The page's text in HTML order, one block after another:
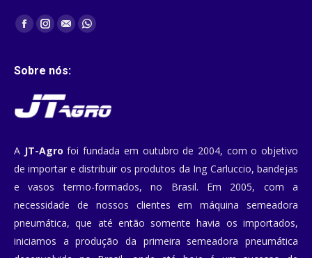
Encontre-nos em:
FacebookInstagram
MailWhatsapp
Sobre nós:
A JT-Agro foi fundada em outubro de 2004, com o objetivo
de importar e distribuir os produtos da Ing Carluccio, bandejas
e vasos termo-formados, no Brasil. Em 2005, com a
necessidade de nossos clientes em máquina semeadora
pneumática, que até então somente havia os importados,
iniciamos a produção da primeira semeadora pneumática